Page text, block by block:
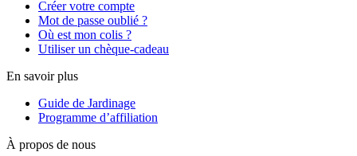
Créer votre compte
Mot de passe oublié ?
Où est mon colis ?
Utiliser un chèque-cadeau
En savoir plus
Guide de Jardinage
Programme d’affiliation
À propos de nous